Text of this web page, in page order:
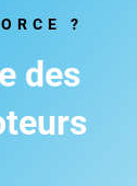
?
des